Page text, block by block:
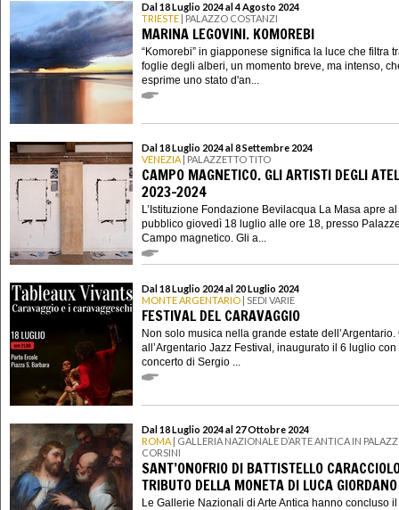
Dal 18 Luglio 2024 al 4 Agosto 2024
TRIESTE | PALAZZO COSTANZI
MARINA LEGOVINI. KOMOREBI
“Komorebi” in giapponese significa la luce che filtra
foglie degli alberi, un momento breve, ma intenso,
esprime uno stato d'an...
Dal 18 Luglio 2024 al 8 Settembre 2024
VENEZIA | PALAZZETTO TITO
CAMPO MAGNETICO. GLI ARTISTI DEGLI
2023-2024
L’Istituzione Fondazione Bevilacqua La Masa apre al
pubblico giovedì 18 luglio alle ore 18, presso
Campo magnetico. Gli a...
Dal 18 Luglio 2024 al 20 Luglio 2024
MONTE ARGENTARIO | SEDI VARIE
FESTIVAL DEL CARAVAGGIO
Non solo musica nella grande estate dell’Argentario.
all’Argentario Jazz Festival, inaugurato il 6 luglio con
concerto di Sergio ...
Dal 18 Luglio 2024 al 27 Ottobre 2024
ROMA | GALLERIA NAZIONALE D’ARTE ANTICA IN
CORSINI
SANT’ONOFRIO DI BATTISTELLO
TRIBUTO DELLA MONETA DI LUCA GIORDANO
Le Gallerie Nazionali di Arte Antica hanno concluso il